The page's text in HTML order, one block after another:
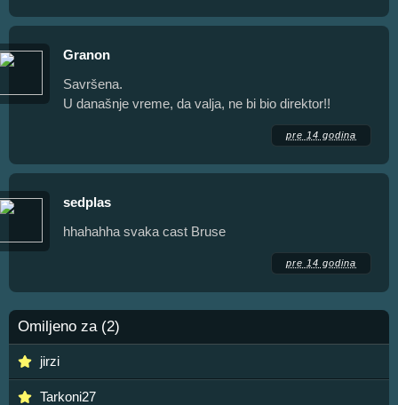
Granon
Savršena.
U današnje vreme, da valja, ne bi bio direktor!!
pre 14 godina
sedplas
hhahahha svaka cast Bruse
pre 14 godina
Omiljeno za (2)
jirzi
Tarkoni27